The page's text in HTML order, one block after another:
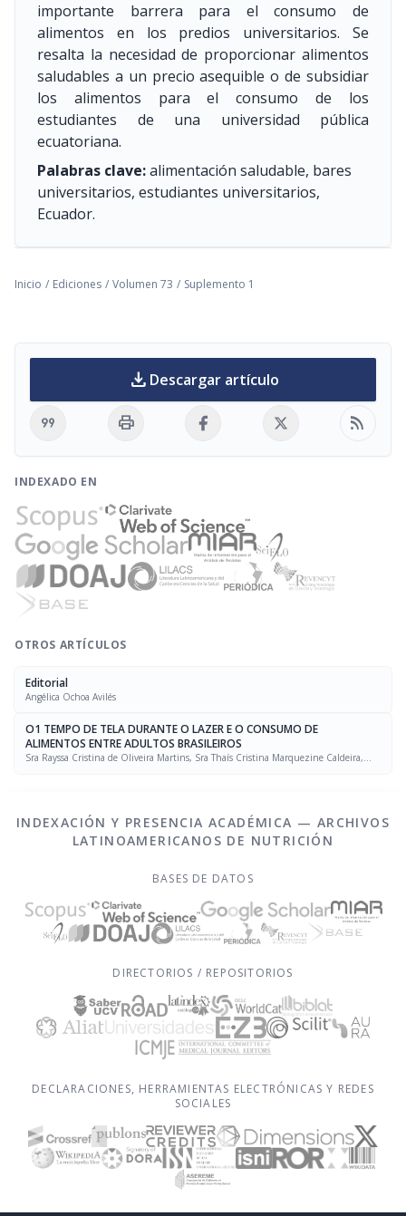
importante barrera para el consumo de
alimentos en los predios universitarios. Se
resalta la necesidad de proporcionar alimentos
saludables a un precio asequible o de subsidiar
los alimentos para el consumo de los
estudiantes de una universidad pública
ecuatoriana.
Palabras clave:alimentación saludable, bares
universitarios, estudiantes universitarios,
Ecuador.
Inicio / Ediciones / Volumen 73 / Suplemento 1
download Descargar artículo
format_quote print rss_feed
INDEXADO EN
OTROS ARTÍCULOS
Editorial
Angélica Ochoa Avilés
O1 TEMPO DE TELA DURANTE O LAZER E O CONSUMO DE
ALIMENTOS ENTRE ADULTOS BRASILEIROS
Sra Rayssa Cristina de Oliveira Martins, Sra Thaís Cristina Marquezine Caldeira,
INDEXACIÓN Y PRESENCIA ACADÉMICA — ARCHIVOS
LATINOAMERICANOS DE NUTRICIÓN
BASES DE DATOS
DIRECTORIOS / REPOSITORIOS
DECLARACIONES, HERRAMIENTAS ELECTRÓNICAS Y REDES
SOCIALES